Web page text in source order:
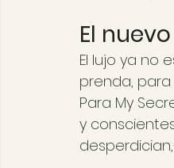
El
El lujo ya no
prenda,
Para My
y